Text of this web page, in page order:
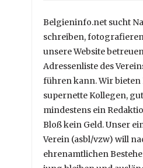
Belgieninfo.net sucht
schreiben,
unsere Website
Adressenliste des
führen kann. Wir bieten
supernette Kollegen,
mindestens ein
Bloß kein Geld. Unser
Verein (asbl/vzw) will
ehrenamtlichen